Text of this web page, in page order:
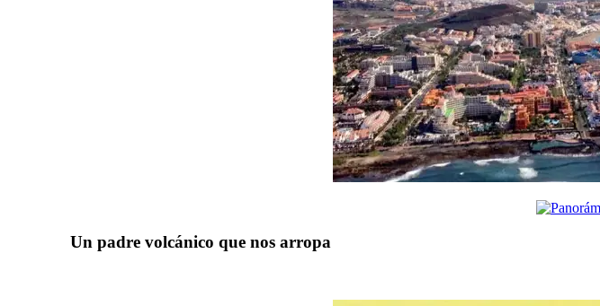
Un padre volcánico que nos arropa